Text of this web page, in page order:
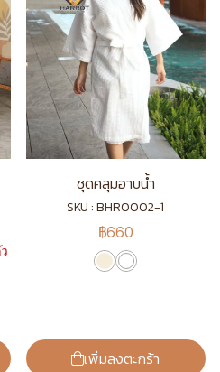
ชุดคลุมอาบน้ำ
SKU : BHR0002-1
฿660
เพิ่มลงตะกร้า